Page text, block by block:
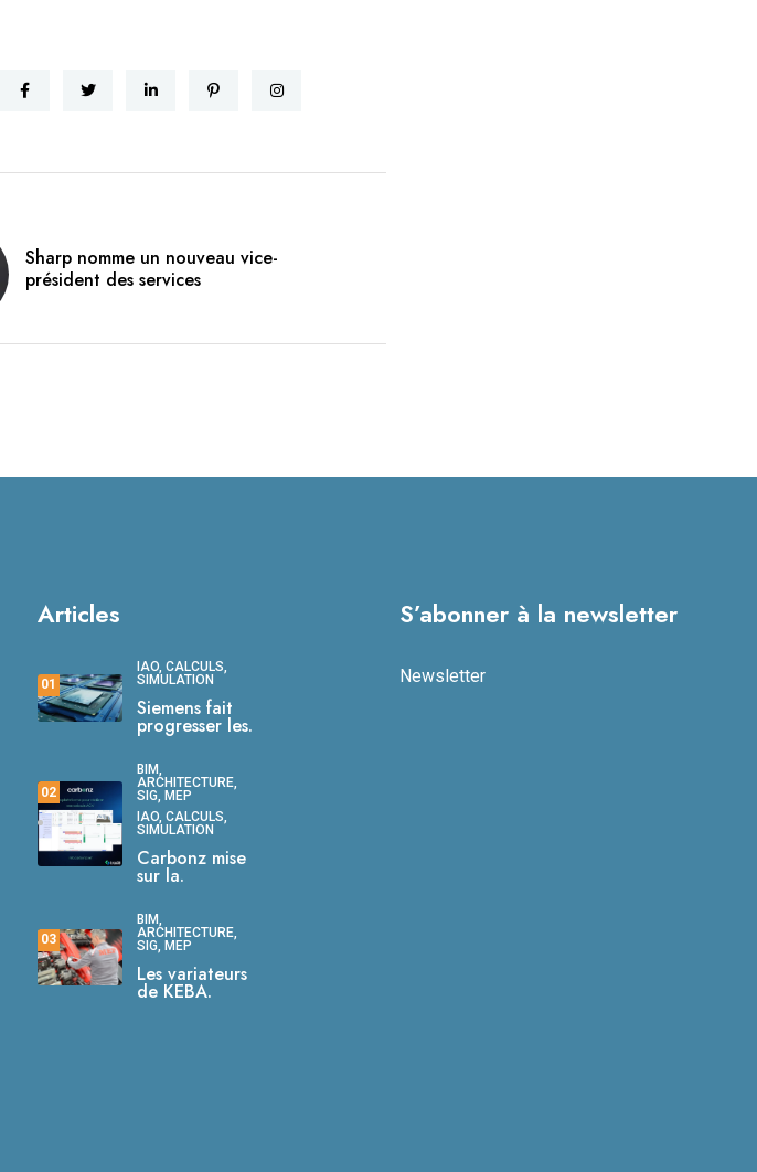
Sharp nomme un nouveau vice-
président des services
Articles
01
IAO, CALCULS,
SIMULATION
Siemens fait
progresser les.
02
BIM,
ARCHITECTURE,
SIG, MEP
IAO, CALCULS,
SIMULATION
Carbonz mise
sur la.
03
BIM,
ARCHITECTURE,
SIG, MEP
Les variateurs
de KEBA.
S’abonner à la newsletter
Newsletter